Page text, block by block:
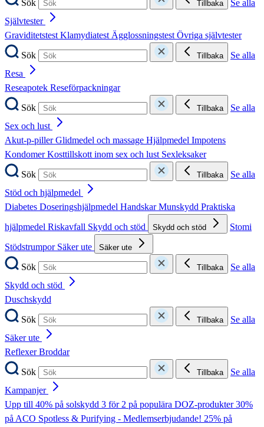
Sök
Tillbaka
Se alla
Självtester
GraviditetstestKlamydiatestÄgglossningstestÖvriga självtester
Sök
Tillbaka
Se alla
Resa
Reseapotek Reseförpackningar
Sök
Tillbaka
Se alla
Sex och lust
Akut-p-pillerGlidmedel och massage Hjälpmedel Impotens
KondomerKosttillskott inom sex och lust Sexleksaker
Sök
Tillbaka
Se alla
Stöd och hjälpmedel
Diabetes Doseringshjälpmedel HandskarMunskydd Praktiska
hjälpmedel Riskavfall Skydd och stöd Skydd och stöd
Stomi
Stödstrumpor Säker ute Säker ute
Sök Tillbaka
Se alla
Skydd och stöd
Duschskydd
Sök
Tillbaka
Se alla
Säker ute
ReflexerBroddar
Sök
Tillbaka
Se alla
Kampanjer
Upp till 40% på solskydd 3 för 2 på populära DOZ-produkter30%
på ACO Spotless & Purifying - Medlemserbjudande! 25% på